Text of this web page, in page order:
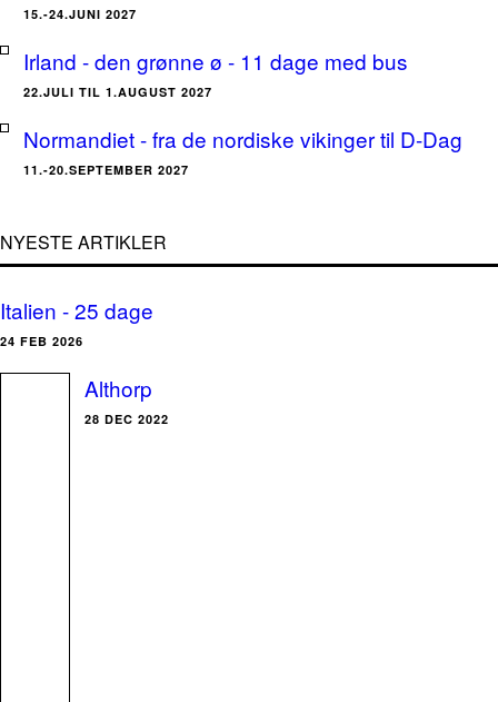
15.-24.JUNI 2027
Irland - den grønne ø - 11 dage med bus
22.JULI TIL 1.AUGUST 2027
Normandiet - fra de nordiske vikinger til D-Dag
11.-20.SEPTEMBER 2027
NYESTE ARTIKLER
Italien - 25 dage
24 FEB 2026
Althorp
28 DEC 2022